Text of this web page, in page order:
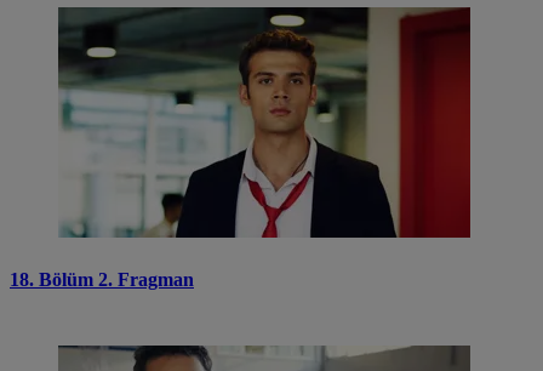
18. Bölüm 2. Fragman